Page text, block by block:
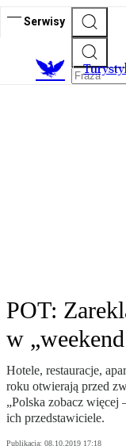
Serwisy
T
POT:
w
Hotele, restauracje,
roku otwierają przed
„Polska zobacz więcej
ich przedstawiciele.
Publikacja: 08.10.2019 17:18